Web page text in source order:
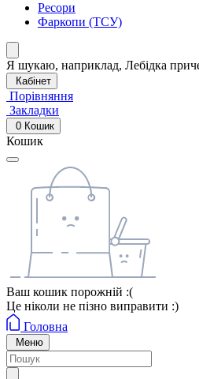
Ресори
Фаркопи (ТСУ)
Я шукаю, наприклад, Лебідка
Кабінет
Порівняння
Закладки
0 Кошик
Кошик
Ваш кошик порожній :(
Це ніколи не пізно виправити :)
Головна
Меню